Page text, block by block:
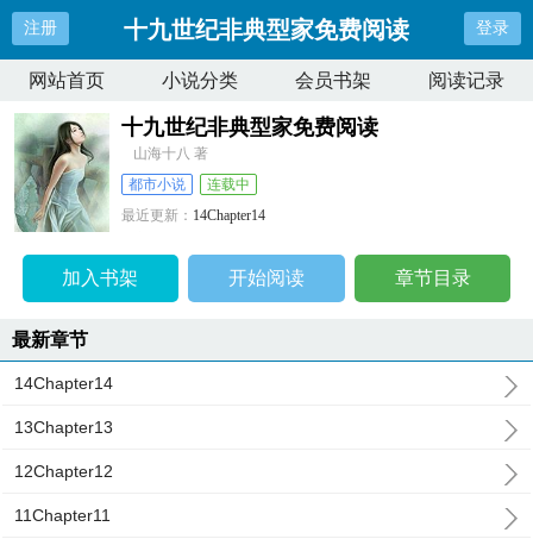
注册 十九世纪非典型家免费阅读 登录
网站首页 小说分类 会员书架 阅读记录
十九世纪非典型家免费阅读
山海十八 著
都市小说
连载中
最近更新： 14Chapter14
加入书架 开始阅读 章节目录
最新章节
14Chapter14
13Chapter13
12Chapter12
11Chapter11